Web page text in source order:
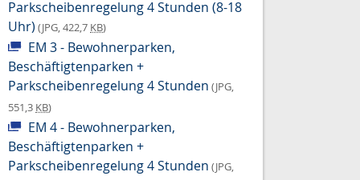
Parkscheibenregelung 4 Stunden (8-18
Uhr) (JPG, 422,7 KB)
EM 3 - Bewohnerparken,
Beschäftigtenparken +
Parkscheibenregelung 4 Stunden (JPG,
551,3 KB)
EM 4 - Bewohnerparken,
Beschäftigtenparken +
Parkscheibenregelung 4 Stunden (JPG,